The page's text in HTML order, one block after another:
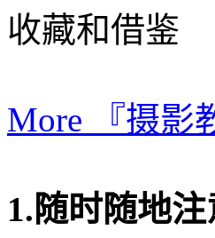
收藏和借鉴
More 『摄影
1.随时随地